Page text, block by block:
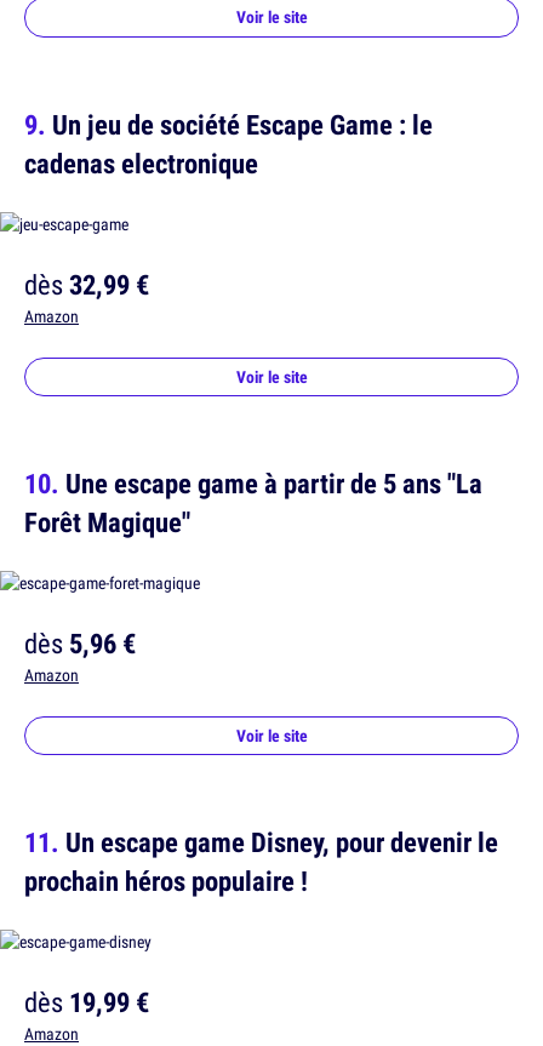
Voir le site
Un jeu de société Escape Game : le
cadenas electronique
dès32,99 €
Amazon
Voir le site
Une escape game à partir de 5 ans "La
Forêt Magique"
dès5,96 €
Amazon
Voir le site
Un escape game Disney, pour devenir le
prochain héros populaire !
dès19,99 €
Amazon